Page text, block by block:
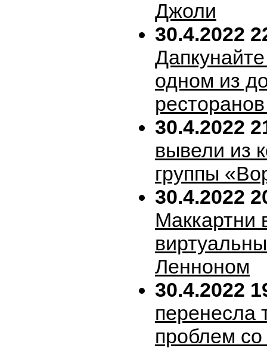
Джоли
30.4.2022
одном из
30.4.2022
вывели из
группы
30.4.2022
Маккартни
Ленноном
30.4.2022
перенесла
проблем